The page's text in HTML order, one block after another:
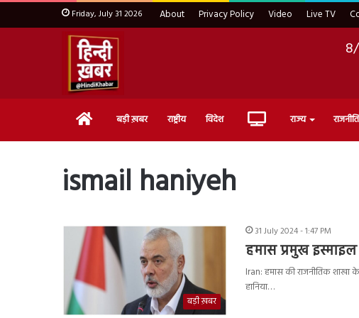
Friday, July 31 2026 About Privacy Policy Video Live TV
Home बड़ी ख़बर राष्ट्रीय विदेश Live राज्य राजनीति
ismail haniyeh
बड़ी ख़बर
31 July 2024 - 1:47 PM
हमास प्रमुख
Iran: हमास की राजनीतिक शाखा के
हानिया…